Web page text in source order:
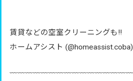
賃貸などの空室クリーニングも‼︎
ホームアシスト (@homeassist.coba)